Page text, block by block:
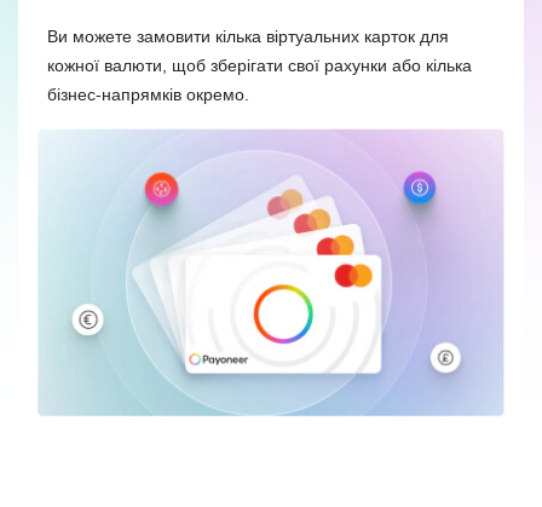
Ви можете замовити кілька віртуальних карток для
кожної валюти, щоб зберігати свої рахунки або кілька
бізнес-напрямків окремо.